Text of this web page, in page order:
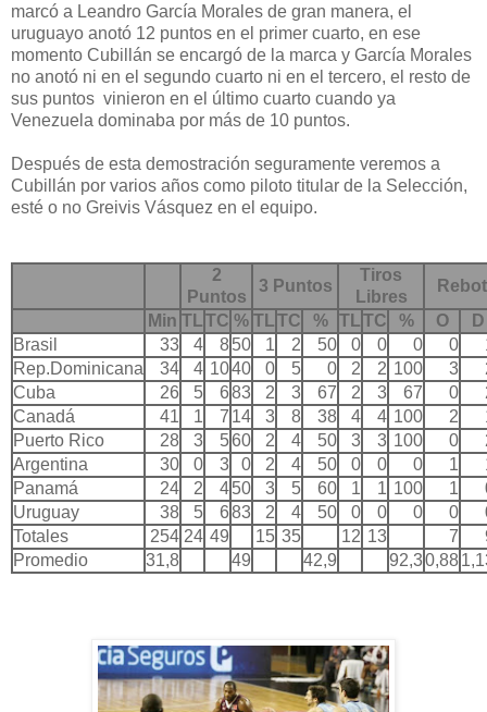
marcó a Leandro García Morales de gran manera, el
uruguayo anotó 12 puntos en el primer cuarto, en ese
momento Cubillán se encargó de la marca y García Morales
no anotó ni en el segundo cuarto ni en el tercero, el resto de
sus puntos vinieron en el último cuarto cuando ya
Venezuela dominaba por más de 10 puntos.
Después de esta demostración seguramente veremos a
Cubillán por varios años como piloto titular de la Selección,
esté o no Greivis Vásquez en el equipo.
2
Puntos
3 Puntos
Tiros
Libres
Min TLTC % TLTC % TLTC % O
D
Brasil
33 4 850 1 2 50 0 0 0 0
Rep.Dominicana
34 4 1040 0 5 0 2 2 100 3
Cuba
26 5 683 2 3 67 2 3 67 0
Canadá
41 1 7 14 3 8 38 4 4 100 2
Puerto Rico
28 3 560 2 4 50 3 3 100 0
Argentina
30 0 3 0 2 4 50 0 0 0 1
Panamá
24 2 450 3 5 60 1 1 100 1
Uruguay
38 5 683 2 4 50 0 0 0 0
Totales
254 24 49 15 35 12 13 7
Promedio
31,8 49 42,9 92,30,88